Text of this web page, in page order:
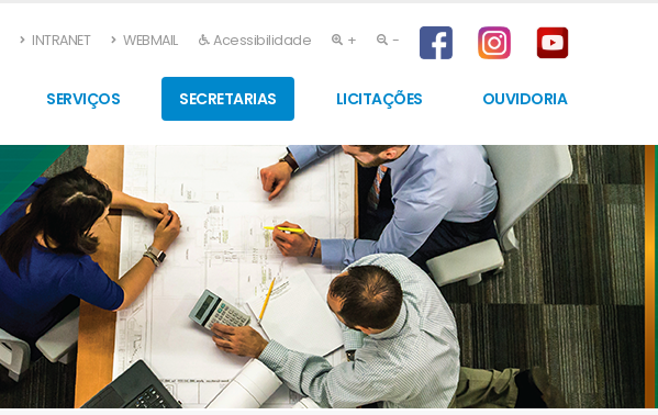
INTRANET WEBMAIL Acessibilidade + -
SERVIÇOS SECRETARIAS LICITAÇÕES OUVIDORIA